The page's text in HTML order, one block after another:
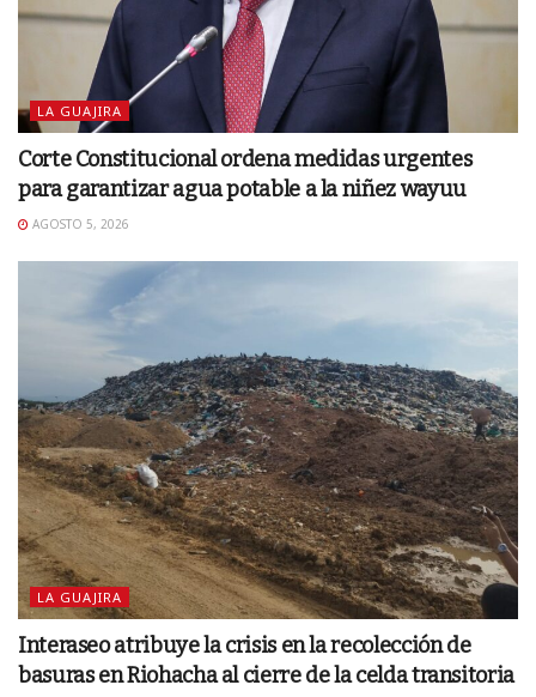
LA GUAJIRA
Corte Constitucional ordena medidas urgentes
para garantizar agua potable a la niñez wayuu
AGOSTO 5, 2026
LA GUAJIRA
Interaseo atribuye la crisis en la recolección de
basuras en Riohacha al cierre de la celda transitoria